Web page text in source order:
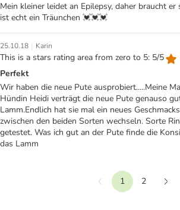
Mein kleiner leidet an Epilepsy, daher braucht er
ist echt ein Träunchen 💓💓💓
25.10.18 | Karin
This is a stars rating area from zero to 5: 5/5
Perfekt
Wir haben die neue Pute ausprobiert.....Meine
Hündin Heidi verträgt die neue Pute genauso
Lamm.Endlich hat sie mal ein neues
zwischen den beiden Sorten wechseln. Sorte
getestet. Was ich gut an der Pute finde die
das Lamm
Vorherige
1
2